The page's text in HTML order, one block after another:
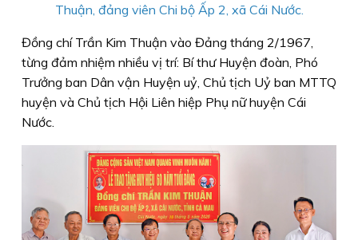
Thuận, đảng viên Chi bộ Ấp 2, xã Cái Nước.
Đồng chí Trần Kim Thuận vào Đảng tháng 2/1967,
từng đảm nhiệm nhiều vị trí: Bí thư Huyện đoàn, Phó
Trưởng ban Dân vận Huyện uỷ, Chủ tịch Uỷ ban MTTQ
huyện và Chủ tịch Hội Liên hiệp Phụ nữ huyện Cái
Nước.